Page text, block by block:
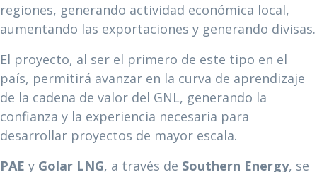
regiones, generando actividad económica local,
aumentando las exportaciones y generando divisas.
El proyecto, al ser el primero de este tipo en el
país, permitirá avanzar en la curva de aprendizaje
de la cadena de valor del GNL, generando la
confianza y la experiencia necesaria para
desarrollar proyectos de mayor escala.
PAE y Golar LNG, a través de Southern Energy, se